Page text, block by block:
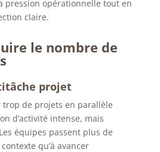
pression opérationnelle tout en
claire.
le nombre de
projet
de projets en parallèle
d’activité intense, mais
équipes passent plus de
qu’à avancer